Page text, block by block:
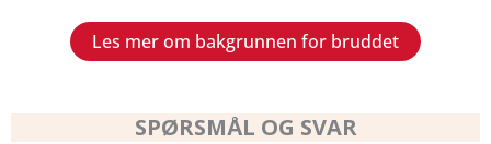
Les mer om bakgrunnen for bruddet
SPØRSMÅL OG SVAR